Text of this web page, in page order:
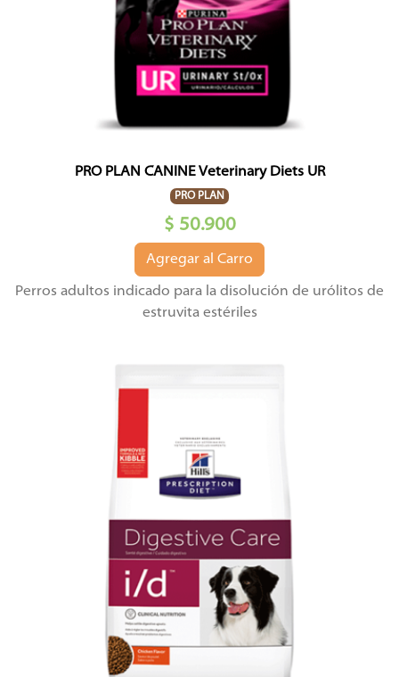
PRO PLAN CANINE Veterinary Diets UR
PRO PLAN
$ 50.900
Agregar al Carro
Perros adultos indicado para la disolución de urólitos de
estruvita estériles